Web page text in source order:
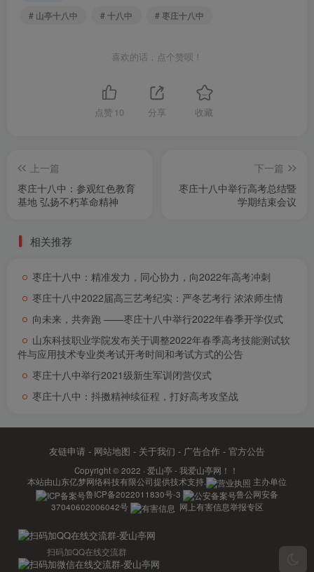
# 山亭十八中
# 十八中 # 枣庄十八中
喜欢的话，点个赞呗！
点赞 10 分享 收藏
上一篇
枣庄十八中：参观红色教育
基地 弘扬不朽革命精神
下一篇
枣庄十八中举行高考总结暨
学期结束会议
相关推荐
枣庄十八中：精准发力，同心协力，向2022年高考冲刺
枣庄十八中2022届高三艺考纪实：严冬艺考行 浓浓师生情
向未来，共奔跑 ――枣庄十八中举行2022年春季开学仪式
山东科技职业学院发布关于调整2022年春季高考技能测试软
件与应用技术专业类考试开考时间和考试方式的公告
枣庄十八中举行2021级新生军训闭营仪式
枣庄十八中：抖擞精神续征程，打好高考攻坚战
友链申请 - 网站地图 - 关于我们 - 广告合作 - 官方公告
Copyright © 2022 · 爱山亭 - 我爱山亭网！！
本站由山东亿梦网络科技有限公司提供技术支持.
主办单位
鲁ICP备2022011830号-3
鲁公网安备
37040602006042号
网上有害信息举报专区
扫码加QQ在线交流群